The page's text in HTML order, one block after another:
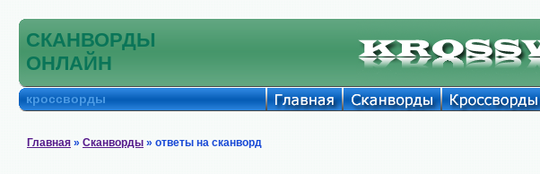
СКАНВОРДЫ
ОНЛАЙН
кроссворды
Главная » Сканворды » ответы на сканворд